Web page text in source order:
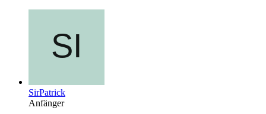
SirPatrick
Anfänger